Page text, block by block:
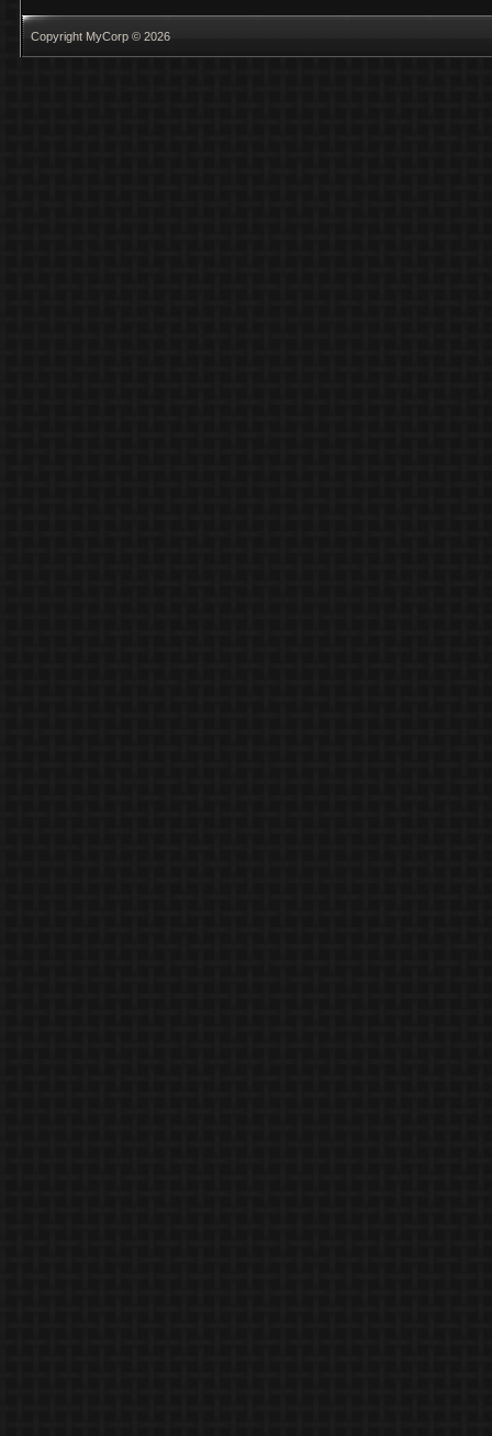
Copyright MyCorp © 2026